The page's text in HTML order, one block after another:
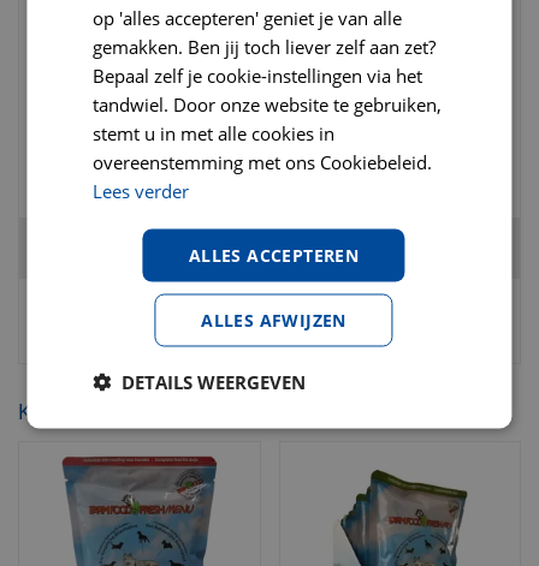
Dr.Clauder hond blik sensible puur paard
400 gram
89 € 4,69
KIJK OOK EENS NAAR:
op 'alles accepteren' geniet je van alle
gemakken. Ben jij toch liever zelf aan zet?
Bepaal zelf je cookie-instellingen via het
tandwiel. Door onze website te gebruiken,
stemt u in met alle cookies in
overeenstemming met ons Cookiebeleid.
Lees verder
ALLES ACCEPTEREN
ALLES AFWIJZEN
DETAILS WEERGEVEN